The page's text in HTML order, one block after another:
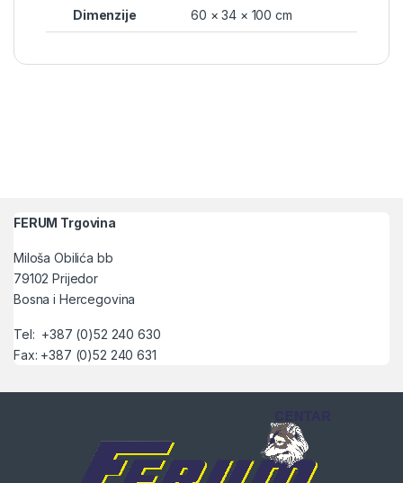
Dimenzije 60 × 34 × 100 cm
FERUM Trgovina
Miloša Obilića bb
79102 Prijedor
Bosna i Hercegovina
Tel: +387 (0)52 240 630
Fax: +387 (0)52 240 631